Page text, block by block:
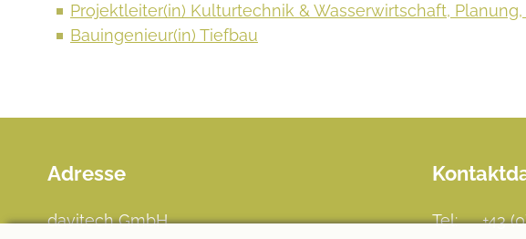
Projektleiter(in) Kulturtechnik & Wasserwirtschaft, Planung,
Bauingenieur(in) Tiefbau
Footer
Adresse
davitech GmbH
Tel:
+43